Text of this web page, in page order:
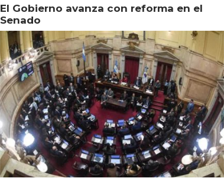
El Gobierno avanza con reforma en el
Senado